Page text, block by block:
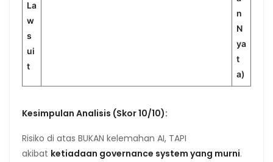
La
w
s
ui
t
n
N
ya
t
a)
Kesimpulan Analisis (Skor 10/10):
Risiko di atas BUKAN kelemahan AI, TAPI
akibat ketiadaan governance system yang murni.